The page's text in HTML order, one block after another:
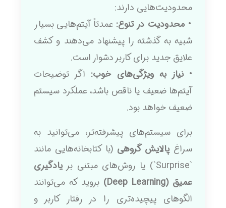
محدودیت‌هایی دارند:
•محدودیت در تنوع: عمدتاً آیتم‌هایی بسیار
شبیه به گذشته را پیشنهاد می‌دهند و کشف
علایق جدید برای کاربر دشوار است.
•نیاز به ویژگی‌های خوب: اگر توضیحات
آیتم‌ها ضعیف یا ناقص باشد، عملکرد سیستم
ضعیف خواهد بود.
برای سیستم‌های پیشرفته‌تر، می‌توانید به
سراغپالایش گروهی (با کتابخانه‌هایی مانند
`Surprise`) یا روش‌های مبتنی بر
یادگیری
عمیق (Deep Learning)
بروید که می‌توانند
الگوهای پیچیده‌تری را در رفتار کاربر و